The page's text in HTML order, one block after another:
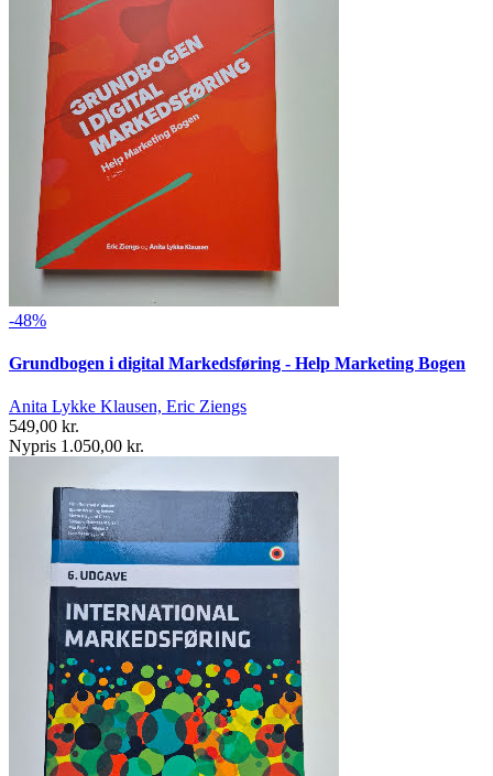
-48%
Grundbogen i digital Markedsføring - Help Marketing Bogen
Anita Lykke Klausen, Eric Ziengs
549,00 kr.
Nypris 1.050,00 kr.